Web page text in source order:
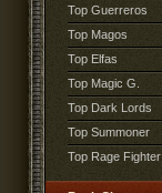
Top Guerreros
Top Magos
Top Elfas
Top Magic G.
Top Dark Lords
Top Summoner
Top Rage Fighter